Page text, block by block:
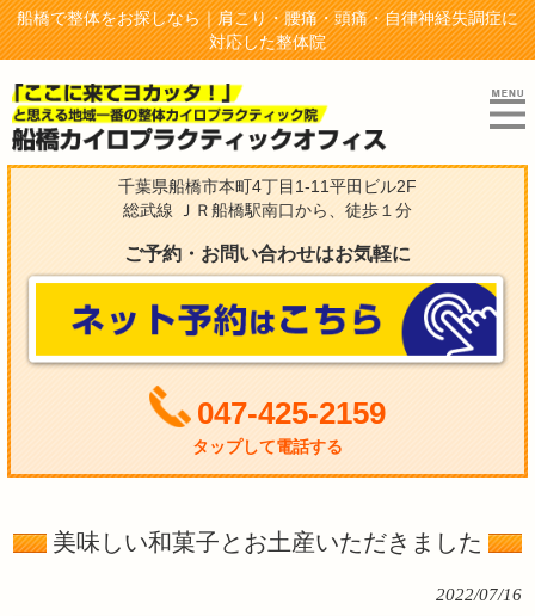
船橋で整体をお探しなら｜肩こり・腰痛・頭痛・自律神経失調症に
対応した整体院
千葉県船橋市本町4丁目1-11平田ビル2F
総武線 ＪＲ船橋駅南口から、徒歩１分
ご予約・お問い合わせはお気軽に
047-425-2159
タップして電話する
美味しい和菓子とお土産いただきました
2022/07/16